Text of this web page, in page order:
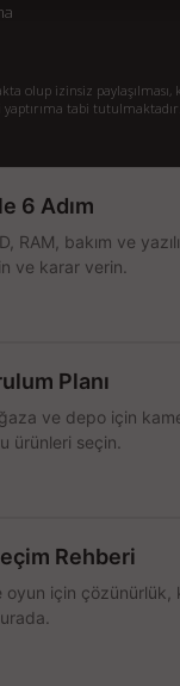
izinsiz paylaşılması,
tabi tutulmaktadır.
6 Adım
bakım ve
ve karar verin.
Planı
ve depo için
ürünleri seçin.
Rehberi
için çözünürlük,